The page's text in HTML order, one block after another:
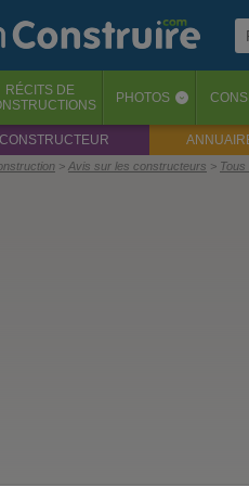
RÉCITS DE
PHOTOS ‹
Avis sur les constructeurs